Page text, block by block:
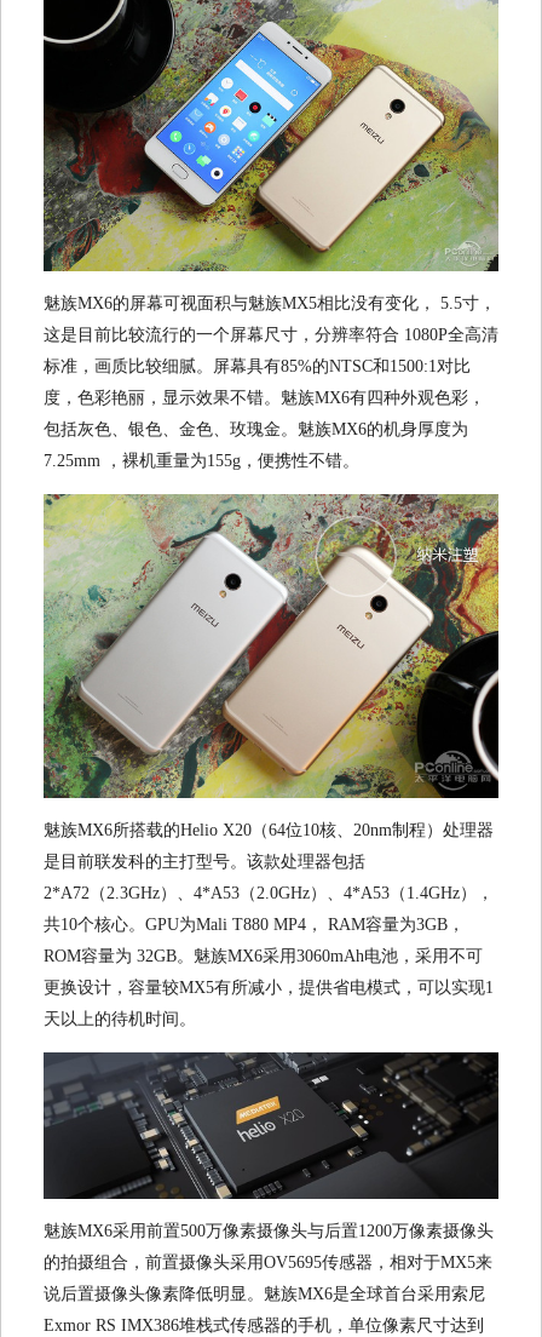
魅族MX6的屏幕可视面积与魅族MX5相比没有变化， 5.5寸，
这是目前比较流行的一个屏幕尺寸，分辨率符合 1080P全高清
标准，画质比较细腻。屏幕具有85%的NTSC和1500:1对比
度，色彩艳丽，显示效果不错。魅族MX6有四种外观色彩，
包括灰色、银色、金色、玫瑰金。魅族MX6的机身厚度为
7.25mm ，裸机重量为155g，便携性不错。
魅族MX6所搭载的Helio X20（64位10核、20nm制程）处理器
是目前联发科的主打型号。该款处理器包括
2*A72（2.3GHz）、4*A53（2.0GHz）、4*A53（1.4GHz），
共10个核心。GPU为Mali T880 MP4， RAM容量为3GB，
ROM容量为 32GB。魅族MX6采用3060mAh电池，采用不可
更换设计，容量较MX5有所减小，提供省电模式，可以实现1
天以上的待机时间。
魅族MX6采用前置500万像素摄像头与后置1200万像素摄像头
的拍摄组合，前置摄像头采用OV5695传感器，相对于MX5来
说后置摄像头像素降低明显。魅族MX6是全球首台采用索尼
Exmor RS IMX386堆栈式传感器的手机，单位像素尺寸达到